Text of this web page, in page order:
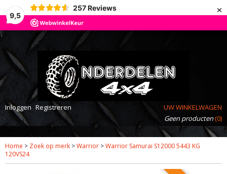
9,5
257 Reviews ×
Inloggen Registreren
UW WINKELWAGEN
Geen producten(0)
Home > Zoek op merk >Warrior >Warrior Samurai S12000 5443 KG
120VS24